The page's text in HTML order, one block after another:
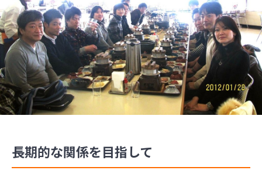
長期的な関係を目指して